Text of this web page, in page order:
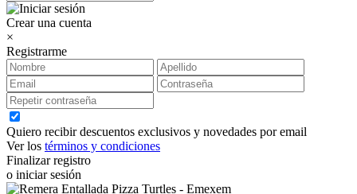
Crear una cuenta
×
Registrarme
Quiero recibir descuentos exclusivos y novedades por email
Ver los términos y condiciones
Finalizar registro
o iniciar sesión